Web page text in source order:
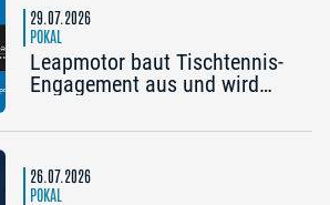
die frühe Chance auf etwas
Besonderes“
29.07.2026
POKAL
Leapmotor baut Tischtennis-
Engagement aus und wird
Grand Opening 2026 in
26.07.2026
POKAL